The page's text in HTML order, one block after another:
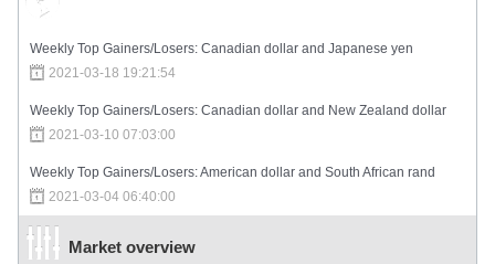
Weekly Top Gainers/Losers: Canadian dollar and Japanese yen
2021-03-18 19:21:54
Weekly Top Gainers/Losers: Canadian dollar and New Zealand dollar
2021-03-10 07:03:00
Weekly Top Gainers/Losers: American dollar and South African rand
2021-03-04 06:40:00
Market overview